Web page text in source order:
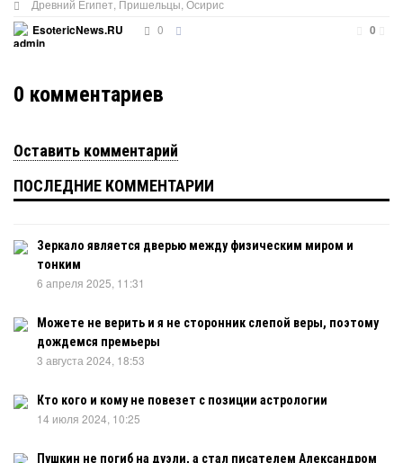
Древний Египет Пришельцы Осирис
EsotericNews.RU
0 0
0 комментариев
Оставить комментарий
ПОСЛЕДНИЕ КОММЕНТАРИИ
Зеркало является дверью между физическим миром и
тонким
6 апреля 2025, 11:31
Можете не верить и я не сторонник слепой веры, поэтому
дождемся премьеры
3 августа 2024, 18:53
Кто кого и кому не повезет с позиции астрологии
14 июля 2024, 10:25
Пушкин не погиб на дуэли, а стал писателем Александром